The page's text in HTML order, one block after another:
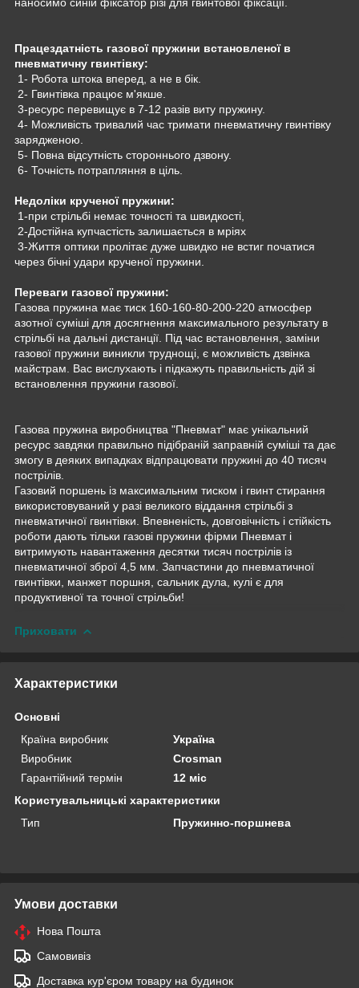
Працездатність газової пружини встановленої в
пневматичну гвинтівку:
1- Робота штока вперед, а не в бік.
2- Гвинтівка працює м'якше.
3-ресурс перевищує в 7-12 разів виту пружину.
4- Можливість тривалий час тримати пневматичну гвинтівку
зарядженою.
5- Повна відсутність стороннього дзвону.
6- Точність потрапляння в ціль.
Недоліки крученої пружини:
1-при стрільбі немає точності та швидкості,
2-Достійна купчастість залишається в мріях
3-Життя оптики пролітає дуже швидко не встиг початися
через бічні удари крученої пружини.
Переваги газової пружини:
Газова пружина має тиск 160-160-80-200-220 атмосфер
азотної суміші для досягнення максимального результату в
стрільбі на дальні дистанції. Під час встановлення, заміни
газової пружини виникли труднощі, є можливість дзвінка
майстрам. Вас вислухають і підкажуть правильність дій зі
встановлення пружини газової.
Газова пружина виробництва "Пневмат" має унікальний
ресурс завдяки правильно підібраній заправній суміші та дає
змогу в деяких випадках відпрацювати пружині до 40 тисяч
пострілів.
Газовий поршень із максимальним тиском і гвинт стирання
використовуваний у разі великого віддання стрільбі з
пневматичної гвинтівки. Впевненість, довговічність і стійкість
роботи дають тільки газові пружини фірми Пневмат і
витримують навантаження десятки тисяч пострілів із
пневматичної зброї 4,5 мм. Запчастини до пневматичної
гвинтівки, манжет поршня, сальник дула, кулі є для
продуктивної та точної стрільби!
Приховати
Характеристики
Основні
Країна виробник
Україна
Виробник
Crosman
Гарантійний термін
12 міс
Користувальницькі характеристики
Тип
Пружинно-поршнева
Умови доставки
Нова Пошта
Самовивіз
Доставка кур'єром товару на будинок